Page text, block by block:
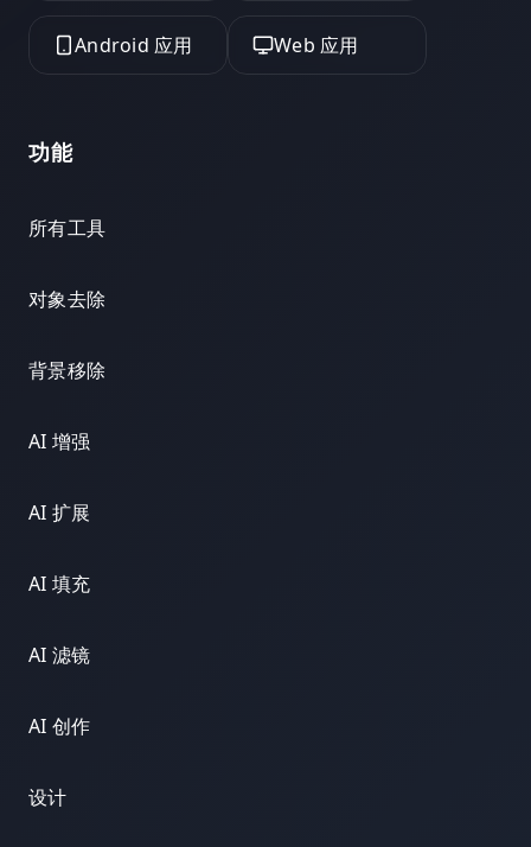
Android 应用 Web 应用
功能
所有工具
对象去除
背景移除
AI 增强
AI 扩展
AI 填充
AI 滤镜
AI 创作
设计